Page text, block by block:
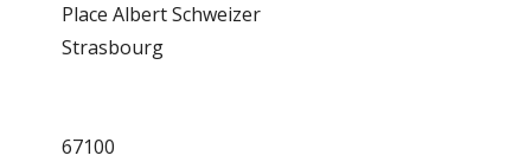
Place Albert Schweizer
Strasbourg
67100